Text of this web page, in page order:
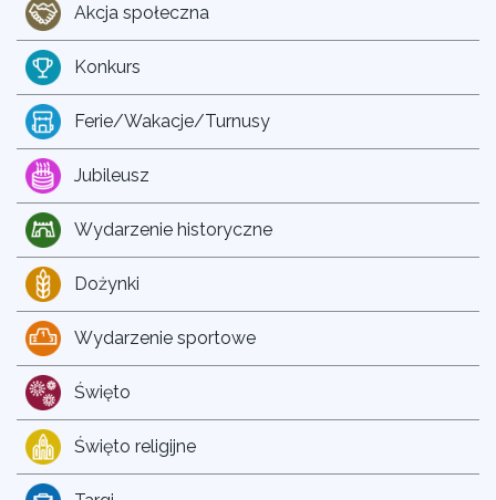
Akcja społeczna
Konkurs
Ferie/Wakacje/Turnusy
Jubileusz
Wydarzenie historyczne
Dożynki
Wydarzenie sportowe
Święto
Święto religijne